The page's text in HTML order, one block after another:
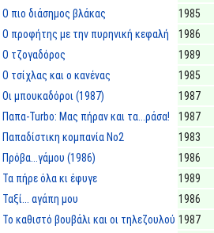
Ο πιο διάσημος βλάκας
1985
Ο προφήτης με την πυρηνική κεφαλή
1986
Ο τζογαδόρος
1989
Ο τσίχλας και ο κανένας
1985
Οι μπουκαδόροι (1987)
1987
Παπα-Turbo: Μας πήραν και τα...ράσα!
1987
Παπαδίστικη κομπανία Νο2
1983
Πρόβα...γάμου (1986)
1986
Τα πήρε όλα κι έφυγε
1989
Ταξί... αγάπη μου
1986
Το καθιστό βουβάλι και οι τηλεζουλού 1987